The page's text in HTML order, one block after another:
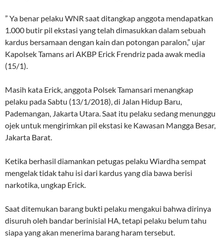
” Ya benar pelaku WNR saat ditangkap anggota mendapatkan
1.000 butir pil ekstasi yang telah dimasukkan dalam sebuah
kardus bersamaan dengan kain dan potongan paralon,” ujar
Kapolsek Tamans ari AKBP Erick Frendriz pada awak media
(15/1).
Masih kata Erick, anggota Polsek Tamansari menangkap
pelaku pada Sabtu (13/1/2018), di Jalan Hidup Baru,
Pademangan, Jakarta Utara. Saat itu pelaku sedang menunggu
ojek untuk mengirimkan pil ekstasi ke Kawasan Mangga Besar,
Jakarta Barat.
Ketika berhasil diamankan petugas pelaku Wiardha sempat
mengelak tidak tahu isi dari kardus yang dia bawa berisi
narkotika, ungkap Erick.
Saat ditemukan barang bukti pelaku mengakui bahwa dirinya
disuruh oleh bandar berinisial HA, tetapi pelaku belum tahu
siapa yang akan menerima barang haram tersebut.